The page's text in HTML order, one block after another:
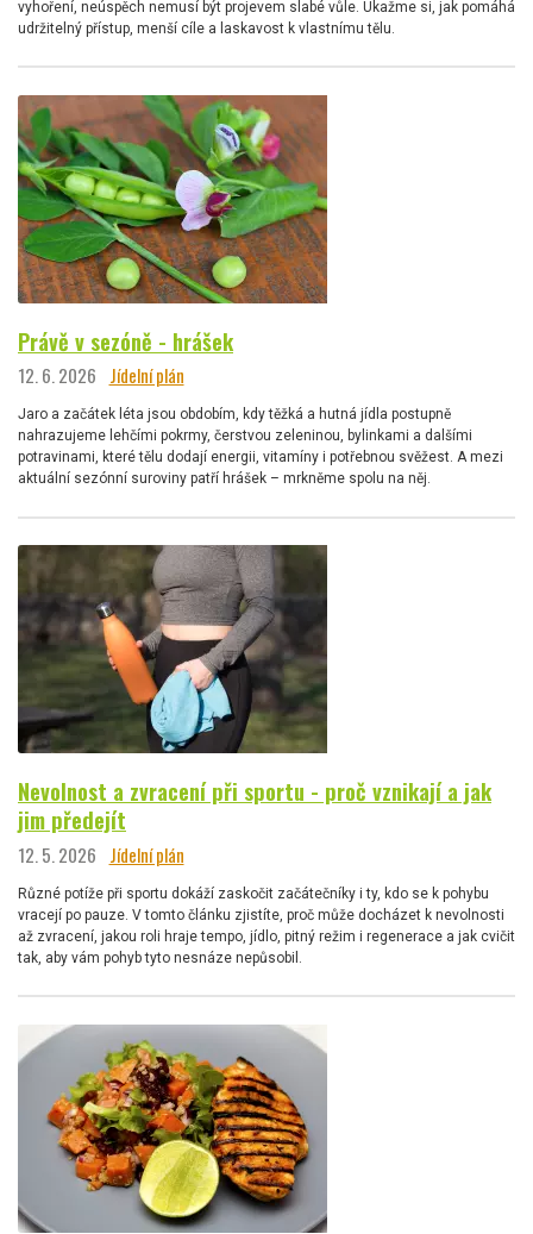
vyhoření, neúspěch nemusí být projevem slabé vůle. Ukažme si, jak pomáhá
udržitelný přístup, menší cíle a laskavost k vlastnímu tělu.
Právě v sezóně - hrášek
12. 6. 2026 Jídelní plán
Jaro a začátek léta jsou obdobím, kdy těžká a hutná jídla postupně
nahrazujeme lehčími pokrmy, čerstvou zeleninou, bylinkami a dalšími
potravinami, které tělu dodají energii, vitamíny i potřebnou svěžest. A mezi
aktuální sezónní suroviny patří hrášek – mrkněme spolu na něj.
Nevolnost a zvracení při sportu - proč vznikají a jak
jim předejít
12. 5. 2026 Jídelní plán
Různé potíže při sportu dokáží zaskočit začátečníky i ty, kdo se k pohybu
vracejí po pauze. V tomto článku zjistíte, proč může docházet k nevolnosti
až zvracení, jakou roli hraje tempo, jídlo, pitný režim i regenerace a jak cvičit
tak, aby vám pohyb tyto nesnáze nepůsobil.